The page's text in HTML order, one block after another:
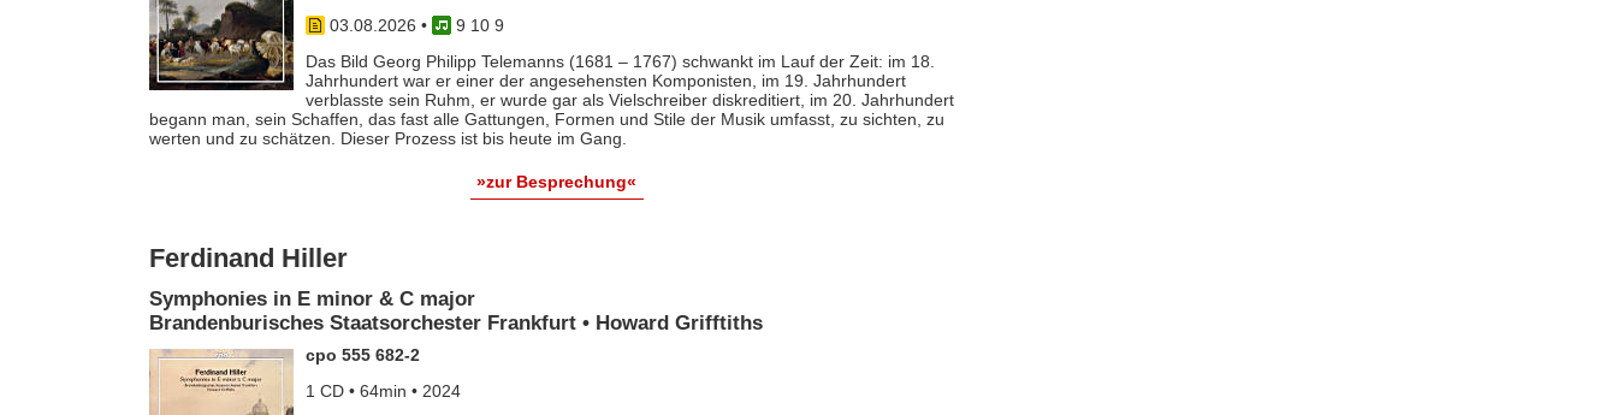
03.08.2026 •
9 10 9
Das Bild Georg Philipp Telemanns (1681 – 1767) schwankt im Lauf der Zeit: im 18.
Jahrhundert war er einer der angesehensten Komponisten, im 19. Jahrhundert
verblasste sein Ruhm, er wurde gar als Vielschreiber diskreditiert, im 20. Jahrhundert
begann man, sein Schaffen, das fast alle Gattungen, Formen und Stile der Musik umfasst, zu sichten, zu
werten und zu schätzen. Dieser Prozess ist bis heute im Gang.
»zur Besprechung«
Ferdinand Hiller
Symphonies in E minor & C major
Brandenburisches Staatsorchester Frankfurt • Howard Grifftiths
cpo 555 682-2
1 CD • 64min • 2024